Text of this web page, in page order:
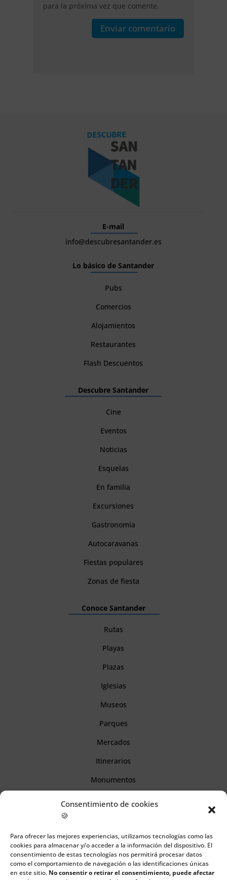
Consentimiento de cookies
🍪
Para ofrecer las mejores experiencias, utilizamos tecnologías como las
cookies para almacenar y/o acceder a la información del dispositivo. El
consentimiento de estas tecnologías nos permitirá procesar datos
como el comportamiento de navegación o las identificaciones únicas
en este sitio. No consentir o retirar el consentimiento, puede afectar
para la próxima vez que comente.
Enviar comentario
E-mail
info@descubresantander.es
Lo básico de Santander
Pubs
Comercios
Alojamientos
Restaurantes
Flash Descuentos
Descubre Santander
Cine
Eventos
Noticias
Esquelas
En familia
Excursiones
Gastronomía
Autocaravanas
Fiestas populares
Zonas de fiesta
Conoce Santander
Rutas
Playas
Plazas
Iglesias
Museos
Parques
Mercados
Itinerarios
Monumentos
Información
Aviso legal